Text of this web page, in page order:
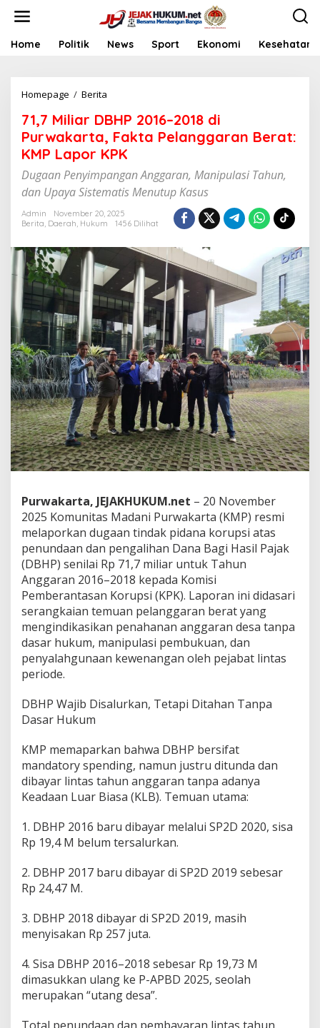
Home Politik News Sport Ekonomi Kesehatan
Homepage / Berita
,
M
i
l
a
r
H
2
0
1
6
–
2
0
1
8
i
P
u
r
w
a
r
a
,
F
a
k
a
e
l
a
a
n
B
e
r
a
:
K
L
o
r
K
K
71,7 Miliar DBHP 2016–2018 di
Purwakarta, Fakta Pelanggaran Berat:
KMP Lapor KPK
Dugaan Penyimpangan Anggaran, Manipulasi Tahun,
dan Upaya Sistematis Menutup Kasus
Admin
November 20, 2025
Berita, Daerah, Hukum 1456 Dilihat
Purwakarta, JEJAKHUKUM.net – 20 November
2025 Komunitas Madani Purwakarta (KMP) resmi
melaporkan dugaan tindak pidana korupsi atas
penundaan dan pengalihan Dana Bagi Hasil Pajak
(DBHP) senilai Rp 71,7 miliar untuk Tahun
Anggaran 2016–2018 kepada Komisi
Pemberantasan Korupsi (KPK). Laporan ini didasari
serangkaian temuan pelanggaran berat yang
mengindikasikan penahanan anggaran desa tanpa
dasar hukum, manipulasi pembukuan, dan
penyalahgunaan kewenangan oleh pejabat lintas
periode.
DBHP Wajib Disalurkan, Tetapi Ditahan Tanpa
Dasar Hukum
KMP memaparkan bahwa DBHP bersifat
mandatory spending, namun justru ditunda dan
dibayar lintas tahun anggaran tanpa adanya
Keadaan Luar Biasa (KLB). Temuan utama:
1. DBHP 2016 baru dibayar melalui SP2D 2020, sisa
Rp 19,4 M belum tersalurkan.
2. DBHP 2017 baru dibayar di SP2D 2019 sebesar
Rp 24,47 M.
3. DBHP 2018 dibayar di SP2D 2019, masih
menyisakan Rp 257 juta.
4. Sisa DBHP 2016–2018 sebesar Rp 19,73 M
dimasukkan ulang ke P-APBD 2025, seolah
merupakan “utang desa”.
Total penundaan dan pembayaran lintas tahun